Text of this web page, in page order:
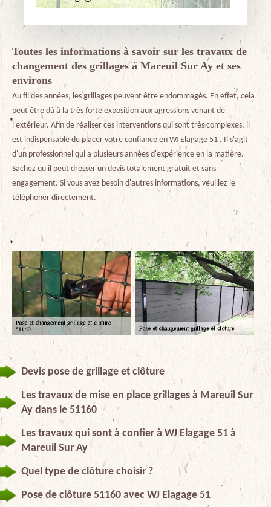
Toutes les informations à savoir sur les travaux de
changement des grillages à Mareuil Sur Ay et ses
environs
Au fil des années, les grillages peuvent être endommagés. En effet, cela
peut être dû à la très forte exposition aux agressions venant de
l'extérieur. Afin de réaliser ces interventions qui sont très complexes, il
est indispensable de placer votre confiance en WJ Elagage 51 . Il s'agit
d'un professionnel qui a plusieurs années d'expérience en la matière.
Sachez qu'il peut dresser un devis totalement gratuit et sans
engagement. Si vous avez besoin d'autres informations, veuillez le
téléphoner directement.
Devis pose de grillage et clôture
Les travaux de mise en place grillages à Mareuil Sur
Ay dans le 51160
Les travaux qui sont à confier à WJ Elagage 51 à
Mareuil Sur Ay
Quel type de clôture choisir ?
Pose de clôture 51160 avec WJ Elagage 51